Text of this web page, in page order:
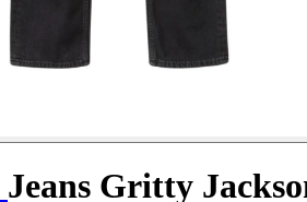
Jeans Gritty